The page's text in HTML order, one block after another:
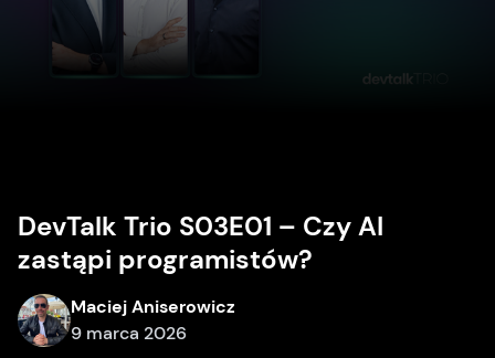
DevTalk Trio S03E01 – Czy AI
zastąpi programistów?
Maciej Aniserowicz
9 marca 2026